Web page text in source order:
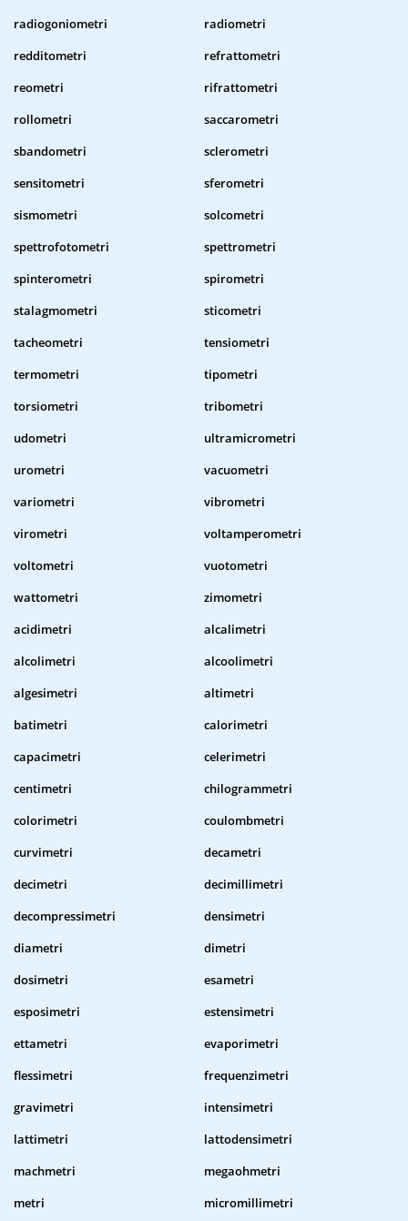
radiogoniometri
radiometri
redditometri
refrattometri
reometri
rifrattometri
rollometri
saccarometri
sbandometri
sclerometri
sensitometri
sferometri
sismometri
solcometri
spettrofotometri
spettrometri
spinterometri
spirometri
stalagmometri
sticometri
tacheometri
tensiometri
termometri
tipometri
torsiometri
tribometri
udometri
ultramicrometri
urometri
vacuometri
variometri
vibrometri
virometri
voltamperometri
voltometri
vuotometri
wattometri
zimometri
acidimetri
alcalimetri
alcolimetri
alcoolimetri
algesimetri
altimetri
batimetri
calorimetri
capacimetri
celerimetri
centimetri
chilogrammetri
colorimetri
coulombmetri
curvimetri
decametri
decimetri
decimillimetri
decompressimetri
densimetri
diametri
dimetri
dosimetri
esametri
esposimetri
estensimetri
ettametri
evaporimetri
flessimetri
frequenzimetri
gravimetri
intensimetri
lattimetri
lattodensimetri
machmetri
megaohmetri
metri
micromillimetri